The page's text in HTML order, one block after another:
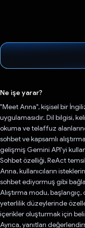
Ne işe yarar?
"Meet Anna", kişisel bir
uygulamasıdır. Dil bilgisi,
okuma ve telaffuz
sohbet ve kapsamlı
gelişmiş Gemini API'yi
Sohbet özelliği, ReAct
Anna, kullanıcıların
sohbet ediyormuş gibi
Alıştırma modu, başlangıç,
yeterlilik düzeylerinde
içerikler oluşturmak için
Ayrıca, yanıtları